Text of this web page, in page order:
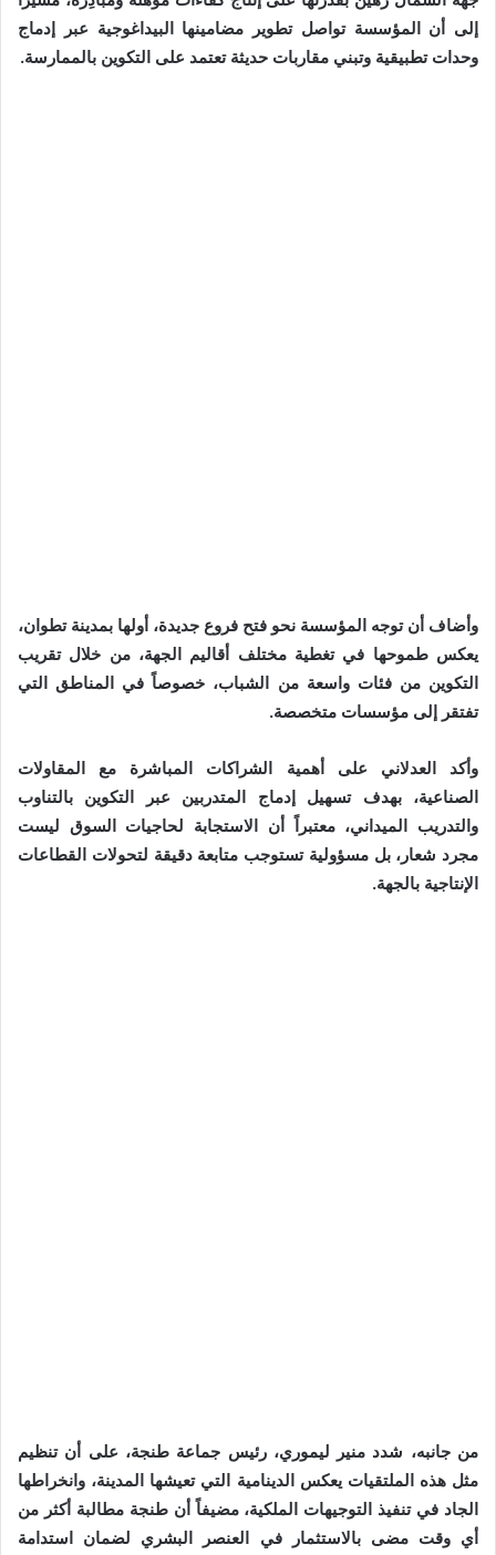
إلى أن المؤسسة تواصل تطوير مضامينها البيداغوجية عبر إدماج
وحدات تطبيقية وتبني مقاربات حديثة تعتمد على التكوين بالممارسة.
وأضاف أن توجه المؤسسة نحو فتح فروع جديدة، أولها بمدينة تطوان،
يعكس طموحها في تغطية مختلف أقاليم الجهة، من خلال تقريب
التكوين من فئات واسعة من الشباب، خصوصاً في المناطق التي
تفتقر إلى مؤسسات متخصصة.
وأكد العدلاني على أهمية الشراكات المباشرة مع المقاولات
الصناعية، بهدف تسهيل إدماج المتدربين عبر التكوين بالتناوب
والتدريب الميداني، معتبراً أن الاستجابة لحاجيات السوق ليست
مجرد شعار، بل مسؤولية تستوجب متابعة دقيقة لتحولات القطاعات
الإنتاجية بالجهة.
من جانبه، شدد منير ليموري، رئيس جماعة طنجة، على أن تنظيم
مثل هذه الملتقيات يعكس الدينامية التي تعيشها المدينة، وانخراطها
الجاد في تنفيذ التوجيهات الملكية، مضيفاً أن طنجة مطالبة أكثر من
أي وقت مضى بالاستثمار في العنصر البشري لضمان استدامة